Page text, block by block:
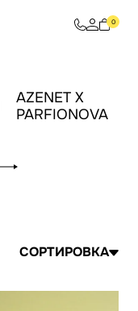
0
AZENET X
PARFIONOVA
СОРТИРОВКА